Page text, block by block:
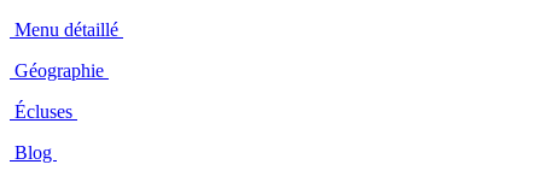
Menu détaillé
Géographie
Écluses
Blog